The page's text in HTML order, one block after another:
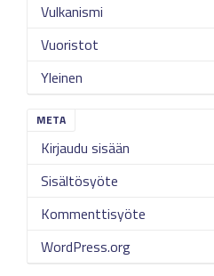
Vulkanismi
Vuoristot
Yleinen
META
Kirjaudu sisään
Sisältösyöte
Kommenttisyöte
WordPress.org